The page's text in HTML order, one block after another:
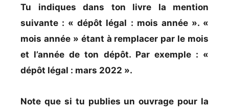
Tu indiques dans ton livre la mention
suivante : « dépôt légal : mois année ». «
mois année » étant à remplacer par le mois
et l’année de ton dépôt. Par exemple : «
dépôt légal : mars 2022 ».
Note que si tu publies un ouvrage pour la